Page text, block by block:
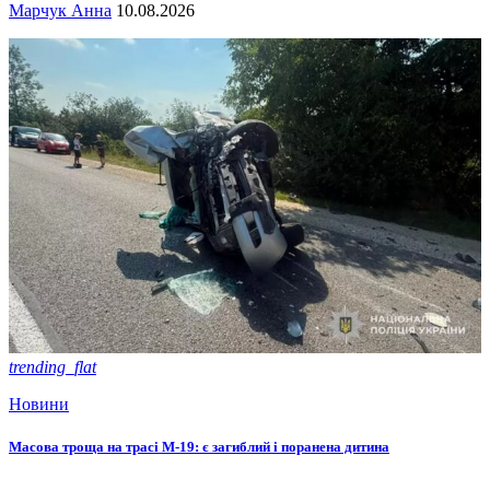
Марчук Анна 10.08.2026
trending_flat
Новини
Масова троща на трасі М-19: є загиблий і поранена дитина